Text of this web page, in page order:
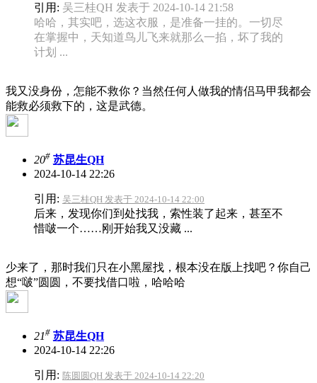
引用: 吴三桂QH 发表于 2024-10-14 21:58
哈哈，其实吧，选这衣服，是准备一挂的。一切尽
在掌握中，天知道鸟儿飞来就那么一掐，坏了我的
计划 ...
我又没身份，怎能不救你？当然任何人做我的情侣马甲我都会
能救必须救下的，这是武德。
20# 苏昆生QH
2024-10-14 22:26
引用: 吴三桂QH 发表于 2024-10-14 22:00
后来，发现你们到处找我，索性装了起来，甚至不
惜啵一个……刚开始我又没藏 ...
少来了，那时我们只在小黑屋找，根本没在版上找吧？你自己
想“啵”圆圆，不要找借口啦，哈哈哈
21# 苏昆生QH
2024-10-14 22:26
引用: 陈圆圆QH 发表于 2024-10-14 22:20